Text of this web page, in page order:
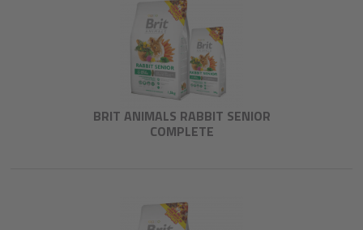
BRIT ANIMALS RABBIT SENIOR
COMPLETE